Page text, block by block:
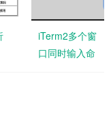
iTerm2多个窗
口同时输入命